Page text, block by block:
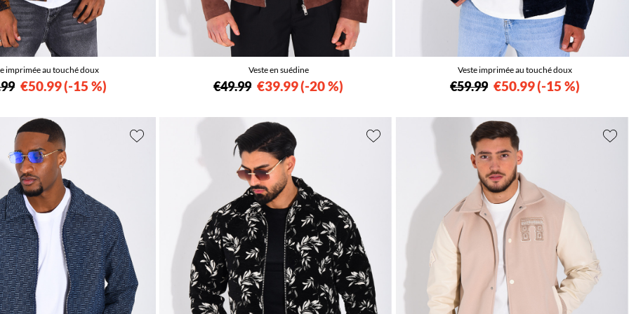
imprimée au touché doux
€50.99 -15 %
Veste en suédine
€49.99 €39.99 -20 %
Veste imprimée au touché doux
€59.99 €50.99 -15 %